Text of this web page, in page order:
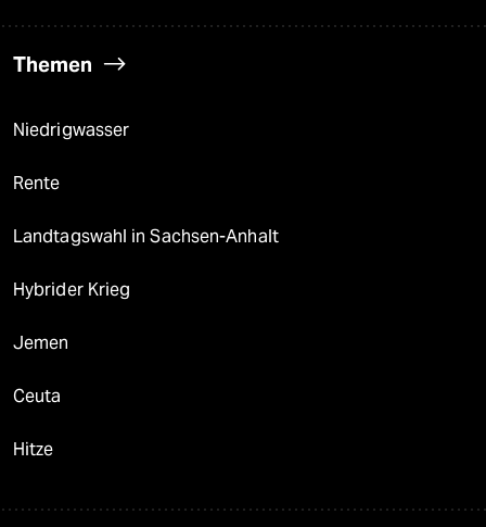
Themen
Niedrigwasser
Rente
Landtagswahl in Sachsen-Anhalt
Hybrider Krieg
Jemen
Ceuta
Hitze